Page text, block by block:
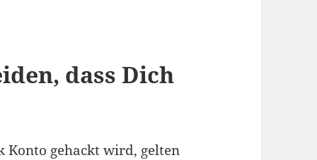
dass Dich
Konto gehackt wird, gelten